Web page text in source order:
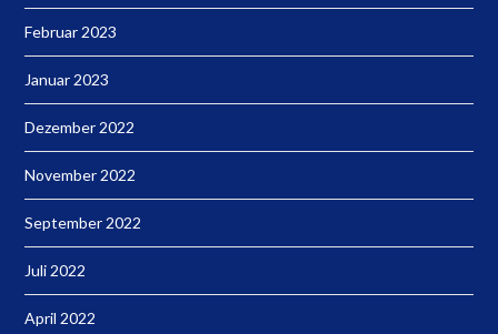
Februar 2023
Januar 2023
Dezember 2022
November 2022
September 2022
Juli 2022
April 2022